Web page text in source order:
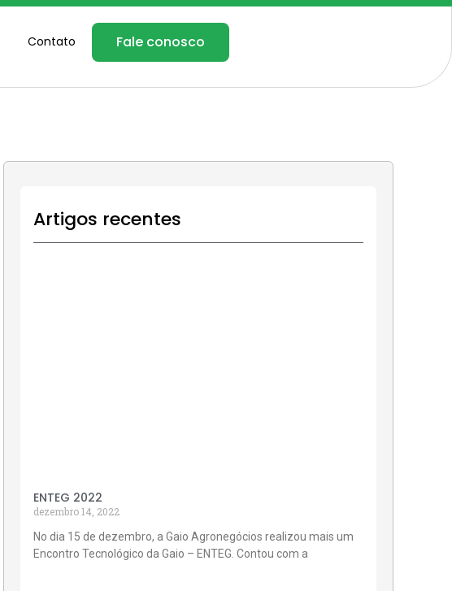
Contato Fale conosco
Artigos recentes
ENTEG 2022
dezembro 14, 2022
No dia 15 de dezembro, a Gaio Agronegócios realizou mais um
Encontro Tecnológico da Gaio – ENTEG. Contou com a